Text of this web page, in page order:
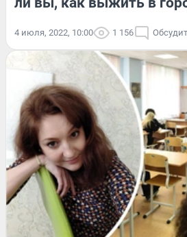
4 июля, 2022, 10:00 1 156